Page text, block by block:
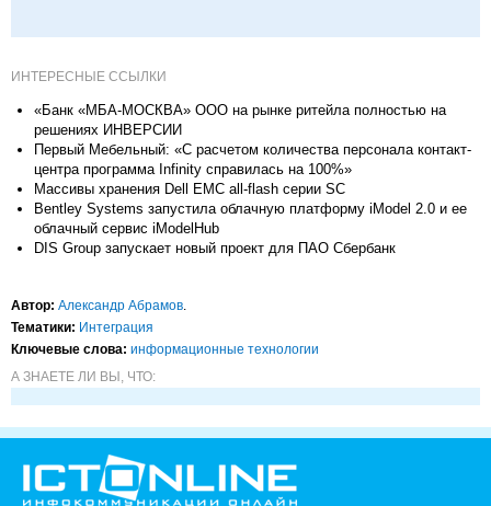
ИНТЕРЕСНЫЕ ССЫЛКИ
«Банк «МБА-МОСКВА» ООО на рынке ритейла полностью на
решениях ИНВЕРСИИ
Первый Мебельный: «С расчетом количества персонала контакт-
центра программа Infinity справилась на 100%»
Массивы хранения Dell EMC all-flash серии SC
Bentley Systems запустила облачную платформу iModel 2.0 и ее
облачный сервис iModelHub
DIS Group запускает новый проект для ПАО Сбербанк
Автор: Александр Абрамов.
Тематики: Интеграция
Ключевые слова: информационные технологии
А ЗНАЕТЕ ЛИ ВЫ, ЧТО: